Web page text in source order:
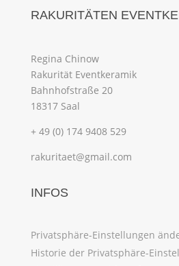
RAKURITÄTEN
Regina Chinow
Rakurität Eventkeramik
Bahnhofstraße 20
18317 Saal
+ 49 (0) 174 9408 529
rakuritaet@gmail.com
INFOS
Privatsphäre-Einstellungen
Historie der Privatsphäre-